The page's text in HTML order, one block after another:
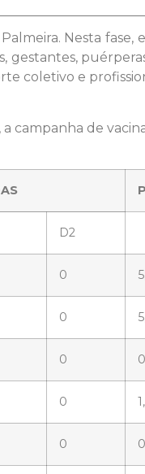
Nesta fase,
gestantes,
coletivo e
campanha de
D2
0
0
0
0
0